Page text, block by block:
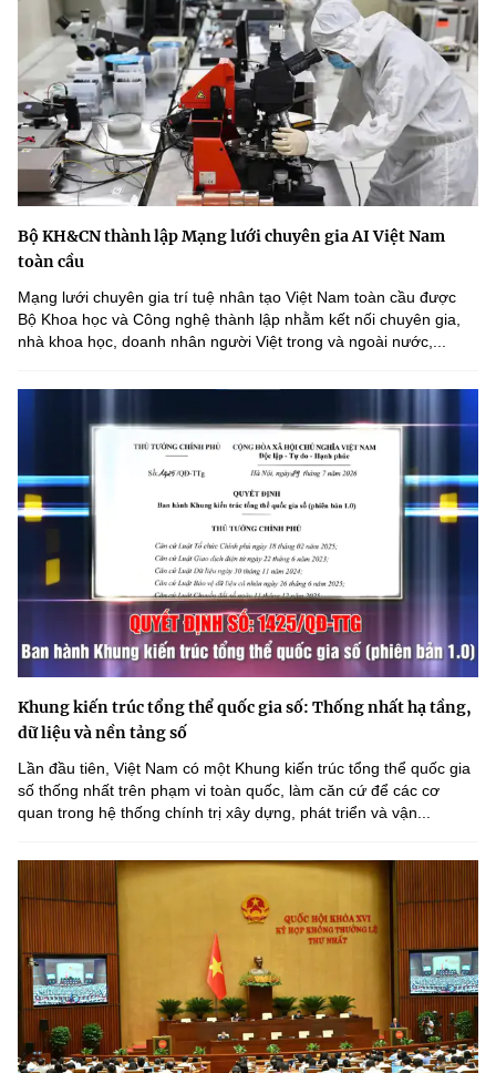
Bộ KH&CN thành lập Mạng lưới chuyên gia AI Việt Nam
toàn cầu
Mạng lưới chuyên gia trí tuệ nhân tạo Việt Nam toàn cầu được
Bộ Khoa học và Công nghệ thành lập nhằm kết nối chuyên gia,
nhà khoa học, doanh nhân người Việt trong và ngoài nước,...
Khung kiến trúc tổng thể quốc gia số: Thống nhất hạ tầng,
dữ liệu và nền tảng số
Lần đầu tiên, Việt Nam có một Khung kiến trúc tổng thể quốc gia
số thống nhất trên phạm vi toàn quốc, làm căn cứ để các cơ
quan trong hệ thống chính trị xây dựng, phát triển và vận...